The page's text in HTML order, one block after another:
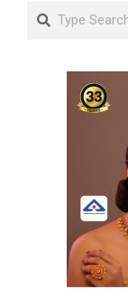
Search